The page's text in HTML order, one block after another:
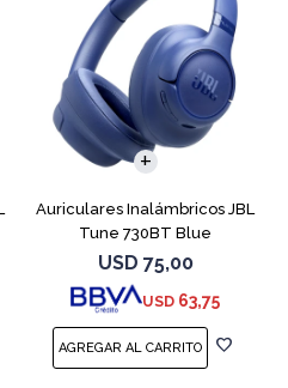
Auriculares Inalámbricos JBL
Tune 730BT Blue
USD 75,00
USD 63,75